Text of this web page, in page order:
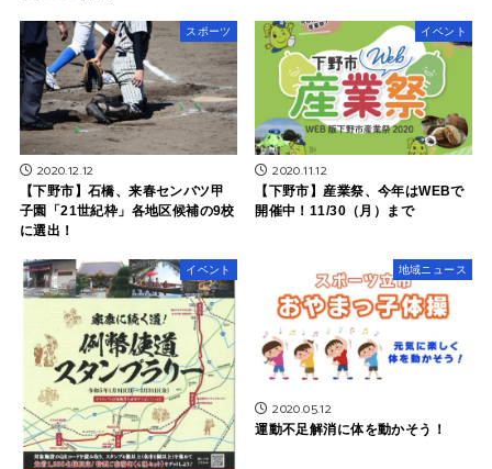
スポーツ
2020.12.12
【下野市】石橋、来春センバツ甲
子園「21世紀枠」各地区候補の9校
に選出！
イベント
2020.11.12
【下野市】産業祭、今年はWEBで
開催中！11/30（月）まで
イベント 地域ニュース
2020.05.12
運動不足解消に体を動かそう！